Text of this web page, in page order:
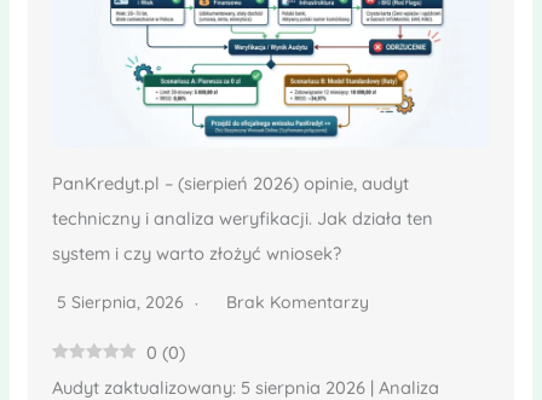
PanKredyt.pl – (sierpień 2026) opinie, audyt
techniczny i analiza weryfikacji. Jak działa ten
system i czy warto złożyć wniosek?
5 Sierpnia, 2026 Brak Komentarzy
0 (0)
Audyt zaktualizowany: 5 sierpnia 2026 | Analiza